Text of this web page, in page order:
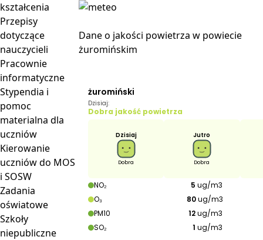
Dane o jakości powietrza w powiecie
żuromińskim
kształcenia
Przepisy
dotyczące
nauczycieli
Pracownie
informatyczne
Stypendia i
pomoc
materialna dla
uczniów
Kierowanie
uczniów do MOS
i SOSW
Zadania
oświatowe
Szkoły
niepubliczne